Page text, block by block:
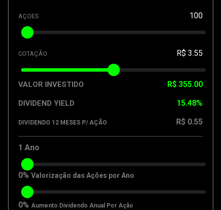
AÇOES 100
COTAÇÃO R$ 3.55
VALOR INVESTIDO R$ 355.00
DIVIDEND YIELD 15.48%
DIVIDENDO 12 MESES P/ AÇÃO R$ 0.55
1 Ano
0% Valorização das Ações por Ano
0% Aumento Dividendo Anual Por Ação